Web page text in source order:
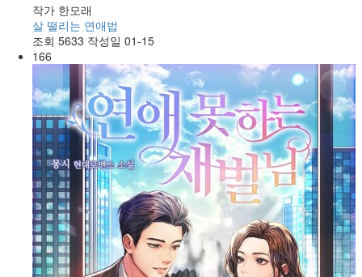
작가 한모래
살 떨리는 연애법
조회 5633 작성일 01-15
166